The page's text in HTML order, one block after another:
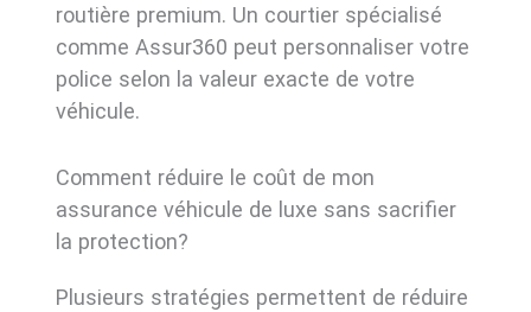
routière premium. Un courtier spécialisé
comme Assur360 peut personnaliser votre
police selon la valeur exacte de votre
véhicule.
Comment réduire le coût de mon
assurance véhicule de luxe sans sacrifier
la protection?
Plusieurs stratégies permettent de réduire